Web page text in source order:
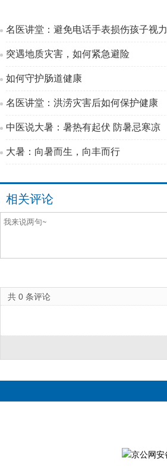
名医讲堂：避免电话手表损伤孩子视力
突遇地质灾害，如何紧急避险
如何守护肠道健康
名医讲堂：洪涝灾害后如何保护健康
中医说大暑：暑热有起伏 防暑忌寒凉
大暑：向暑而生，向丰而行
相关评论
共 0 条评论